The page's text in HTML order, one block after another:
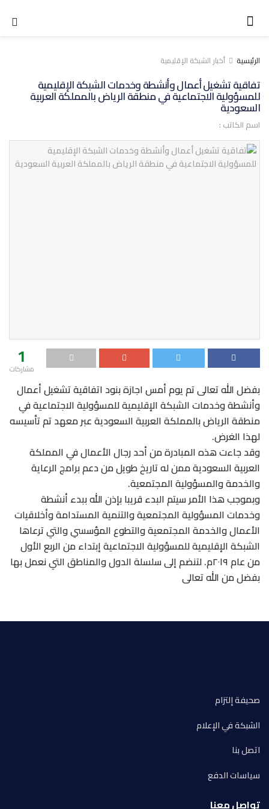
الرئيسية أخبار الشبكة الإقليمية
تفاقية تشغيل أعمال وأنشطة وخدمات الشبكة الإقليمية
للمسؤولية الاجتماعية في منطقة الرياض بالمملكة العربية
السعودية
اسم الكاتب :
1
مشاركات
بفضل الله تعالى تم يوم أمس اجازة بنود اتفاقية تشغيل أعمال
وأنشطة وخدمات الشبكة الإقليمية للمسؤولية الاجتماعية في
منطقة الرياض بالمملكة العربية السعودية عبر معهد تم تأسيسه
لهذا الغرض.
وقد جاءت هذه المبادرة من أحد رجال الأعمال في المملكة
العربية السعودية ممن له تاريخ طويل من دعم برامج الرعاية
والخدمة والمسؤولية المجتمعية.
وبموجب هذا الأمر سيتم البدء قريبا بإذن الله ببدء أنشطة
وخدمات المسؤولية المجتمعية والتنمية المستدامة وأخلاقيات
الأعمال والخدمة المجتمعية والتطوع المؤسسي والتي ترعاها
الشبكة الإقليمية للمسؤولية الاجتماعية إبتداء من الربع الأول
من عام ٢٠١٩م. لتنضم إلى سلسلة الدول والمناطق التي نعمل بها
بفضل من الله تعالى
صحيفة إلتزام
الشبكة في الإعلام
اتصل بنا
سياسات الدفع
تواصل معنا